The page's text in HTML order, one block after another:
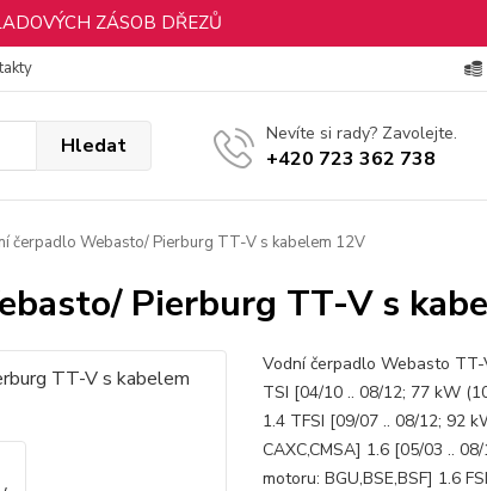
ZÁSOB DŘEZŮ
Hledat Nevíte si rady? Zavolejte.
+420 723 362 738
čerpadlo Webasto/ Pierburg TT-V s kabelem 12V
Pierburg TT-V s
Vodní čerpadlo Webasto
TSI [04/10 .. 08/12; 77 kW
1.4 TFSI [09/07 .. 08/12; 92
CAXC,CMSA] 1.6 [05/03 ..
motoru: BGU,BSE,BSF] 1.6